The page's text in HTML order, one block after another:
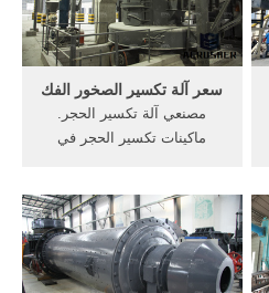
التيتانيوم 600 T/h الفك سحق
خط الانتاج ...
سعر آلة تكسير الصخور الفك
مصنعي آلة تكسير الحجر.
ماكينات تكسير الحجر في
ماكينات و الات تكسير الحجارة
dz الات تكسير الحجارة ثمن الة
تكسير الحجر في الجزائر 29
أيار (مايو) 2016 الحصول على